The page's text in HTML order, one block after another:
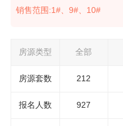
销售范围:1#、9#、10#
房源类型 全部
房源套数 212
报名 人数 927